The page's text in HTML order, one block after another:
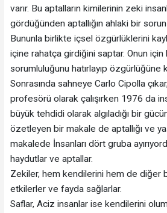
varır. Bu aptalların kimilerinin zeki
gördüğünden aptallığın ahlaki bir
Bununla birlikte içsel özgürlüklerini
içine rahatça girdiğini saptar. Onun
sorumluluğunu hatırlayıp özgürlüğüne
Sonrasında sahneye Carlo Cipolla
profesörü olarak çalışırken 1976 da
büyük tehdidi olarak algıladığı bir
özetleyen bir makale de aptallığı ve
makalede İnsanları dört gruba
haydutlar ve aptallar.
Zekiler, hem kendilerini hem de diğer
etkilerler ve fayda sağlarlar.
Saflar, Aciz insanlar ise kendilerini